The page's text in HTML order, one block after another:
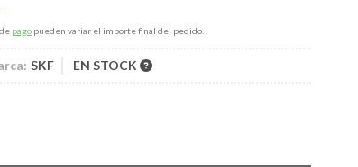
pago pueden variar el importe final del pedido.
SKF EN STOCK